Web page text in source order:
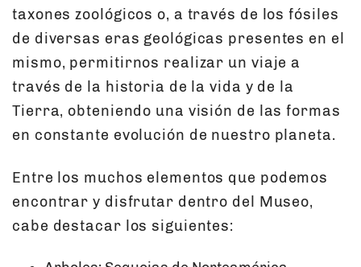
taxones zoológicos o, a través de los fósiles
de diversas eras geológicas presentes en el
mismo, permitirnos realizar un viaje a
través de la historia de la vida y de la
Tierra, obteniendo una visión de las formas
en constante evolución de nuestro planeta.
Entre los muchos elementos que podemos
encontrar y disfrutar dentro del Museo,
cabe destacar los siguientes: